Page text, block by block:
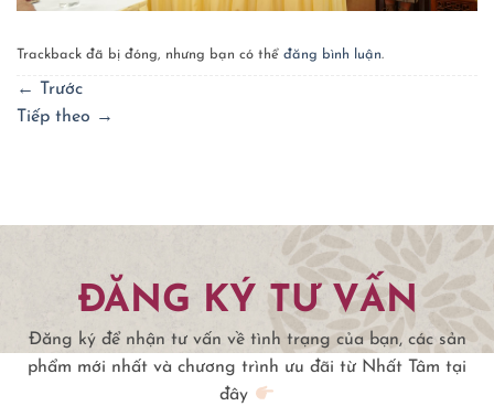
Trackback đã bị đóng, nhưng bạn có thể đăng bình luận.
←
Trước
Tiếp theo →
ĐĂNG KÝ TƯ VẤN
Đăng ký để nhận tư vấn về tình trạng của bạn, các sản
phẩm mới nhất và chương trình ưu đãi từ Nhất Tâm tại
đây